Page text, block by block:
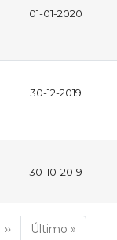
01-01-2020
30-12-2019
30-10-2019
Siguiente
››
Última
Último »